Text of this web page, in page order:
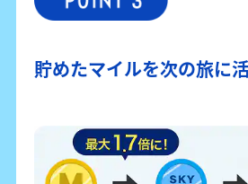
貯めたマイルを次の旅に